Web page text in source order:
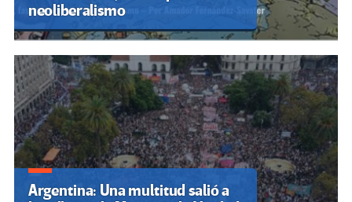
neoliberalismo
Argentina: Una multitud salió a